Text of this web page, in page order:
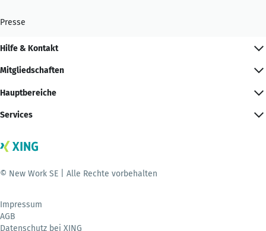
Presse
Hilfe & Kontakt
Mitgliedschaften
Hauptbereiche
Services
© New Work SE | Alle Rechte vorbehalten
Impressum
AGB
Datenschutz bei XING